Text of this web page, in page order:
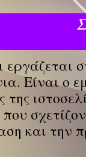
εργάζεται
Είναι ο
της
και την